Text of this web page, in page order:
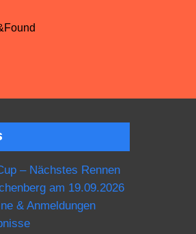
– Nächstes Rennen
am 19.09.2026
& Anmeldungen